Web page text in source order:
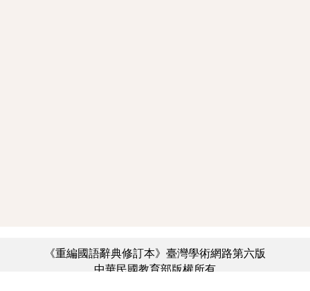
《重編國語辭典修訂本》臺灣學術網路第六版
中華民國教育部版權所有